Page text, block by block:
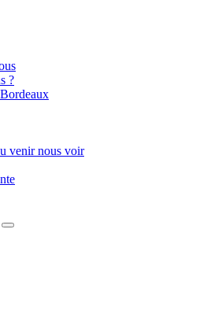
?
venir nous voir